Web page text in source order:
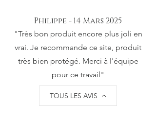
Philippe - 14 Mars 2025
"Très bon produit encore plus joli en
vrai. Je recommande ce site, produit
très bien protégé. Merci à l'équipe
pour ce travail"
TOUS LES AVIS